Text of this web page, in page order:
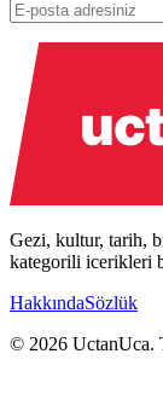
Gezi, kultur, tarih,
kategorili icerikleri
HakkındaSözlük
© 2026 UctanUca.